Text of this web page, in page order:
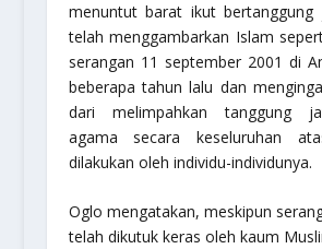
menuntut barat ikut bertanggung
telah menggambarkan Islam
serangan 11 september 2001 di
beberapa tahun lalu dan
dari melimpahkan tanggung
agama secara keseluruhan
dilakukan oleh individu-individunya.
Oglo mengatakan, meskipun
telah dikutuk keras oleh kaum